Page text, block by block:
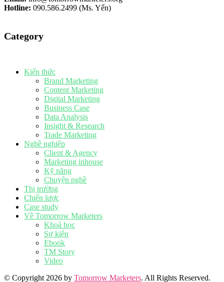
Hotline: 090.586.2499 (Ms. Yến)
Category
Kiến thức
Brand Marketing
Content Marketing
Digital Marketing
Business Case
Data Analysis
Insight & Research
Trade Marketing
Nghề nghiệp
Client & Agency
Marketing inhouse
Kỹ năng
Chuyện nghề
Thị trường
Chiến lược
Case study
Về Tomorrow Marketers
Khoá học
Sự kiện
Ebook
TM Story
Video
© Copyright 2026 by Tomorrow Marketers. All Rights Reserved.